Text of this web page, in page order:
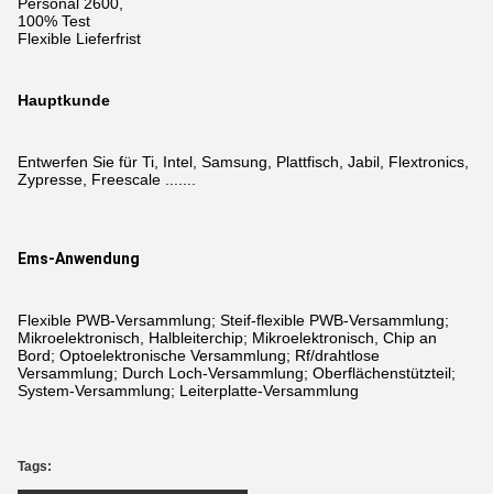
100% Test
Flexible Lieferfrist
Hauptkunde
Entwerfen Sie für Ti, Intel, Samsung, Plattfisch, Jabil, Flextronics,
Zypresse, Freescale .......
Ems-Anwendung
Flexible PWB-Versammlung; Steif-flexible PWB-Versammlung;
Mikroelektronisch, Halbleiterchip; Mikroelektronisch, Chip an
Bord; Optoelektronische Versammlung; Rf/drahtlose
Versammlung; Durch Loch-Versammlung; Oberflächenstützteil;
System-Versammlung; Leiterplatte-Versammlung
Tags: